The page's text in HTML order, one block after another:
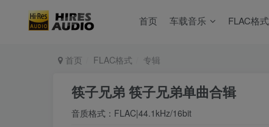
首页 车载音乐 FLAC格式
首页 FLAC格式 专辑
筷子兄弟 筷子兄弟单曲合辑
音质格式：FLAC|44.1kHz/16bit